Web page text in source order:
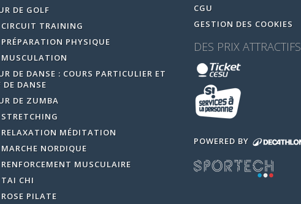
DE GOLF
CIRCUIT TRAINING
PHYSIQUE
MUSCULATION
DE DANSE : COURS PARTICULIER ET
DE DANSE
DE ZUMBA
RELAXATION MÉDITATION
NORDIQUE
MUSCULAIRE
TAI CHI
PILATE
CGU
GESTION DES COOKIES
DES PRIX ATTRACTIFS
POWERED BY